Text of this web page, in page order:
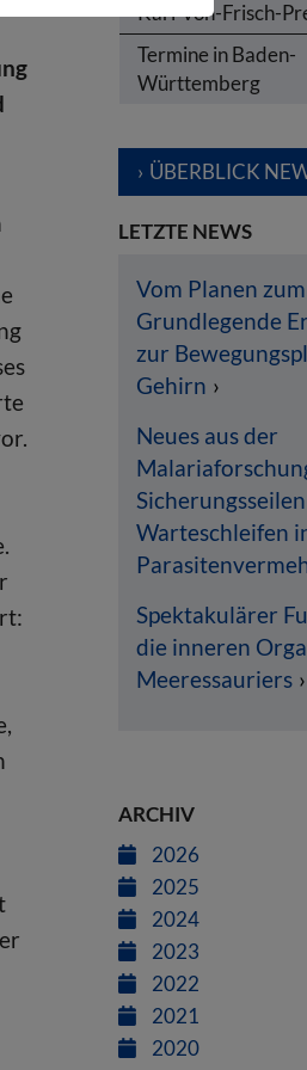
Karl-von-Frisch-
Termine in Baden-
Württemberg
ÜBERBLICK
LETZTE NEWS
Vom Planen
Grundlegende
zur
Gehirn
Neues aus der
Warteschleifen
Spektakulärer
die inneren
Meeressauriers
ARCHIV
2026
2025
2024
2023
2022
2021
2020